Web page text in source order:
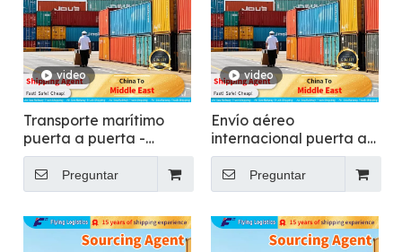
video
Transporte marítimo
puerta a puerta -
Volando
Preguntar
video
Envío aéreo
internacional puerta a
puerta a más de 200
países - Flying
Preguntar